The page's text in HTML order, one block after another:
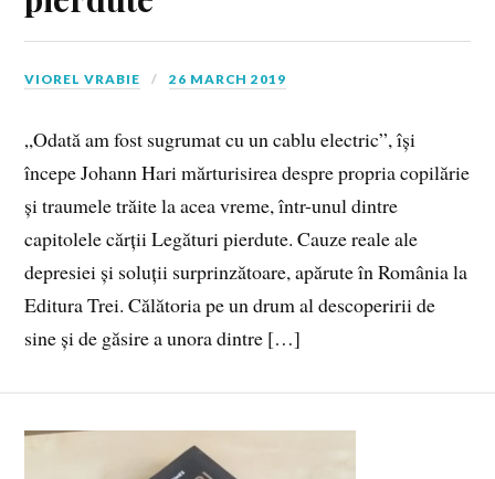
VIOREL VRABIE 26 MARCH 2019
„Odată am fost sugrumat cu un cablu electric”, își
începe Johann Hari mărturisirea despre propria copilărie
și traumele trăite la acea vreme, într-unul dintre
capitolele cărții Legături pierdute. Cauze reale ale
depresiei și soluții surprinzătoare, apărute în România la
Editura Trei. Călătoria pe un drum al descoperirii de
sine și de găsire a unora dintre […]